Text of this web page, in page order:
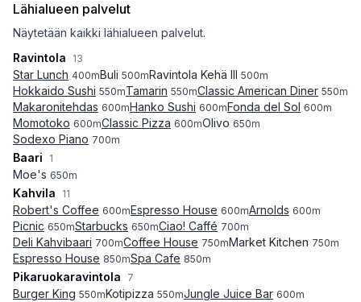
Lähialueen palvelut
Näytetään kaikki lähialueen palvelut.
Ravintola
13
Star Lunch 400mBuli 500mRavintola Kehä III 500m
Hokkaido Sushi 550mTamarin 550mClassic American Diner 550m
Makaronitehdas 600mHanko Sushi 600mFonda del Sol 600m
Momotoko 600mClassic Pizza 600mOlivo 650m
Sodexo Piano 700m
Baari 1
Moe's 650m
Kahvila 11
Robert's Coffee 600mEspresso House 600mArnolds 600m
Picnic 650mStarbucks 650mCiao! Caffé 700m
Deli Kahvibaari 700mCoffee House 750mMarket Kitchen 750m
Espresso House 850mSpa Cafe 850m
Pikaruokaravintola 7
Burger King 550mKotipizza 550mJungle Juice Bar 600m